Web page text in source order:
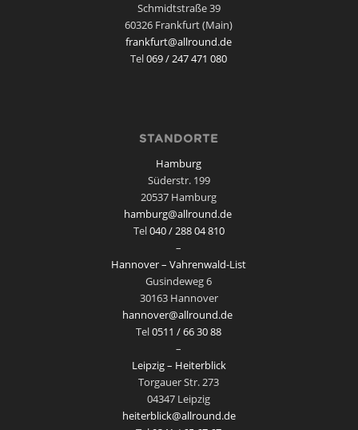
Schmidtstraße 39
60326 Frankfurt (Main)
frankfurt@allround.de
Tel069 / 247 471 080
STANDORTE
Hamburg
Süderstr. 199
20537 Hamburg
hamburg@allround.de
Tel040 / 288 04 810
–
Hannover – Vahrenwald-List
Gusindeweg 6
30163 Hannover
hannover@allround.de
Tel0511 / 66 30 88
–
Leipzig – Heiterblick
Torgauer Str. 273
04347 Leipzig
heiterblick@allround.de